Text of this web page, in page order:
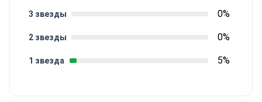
1 звезда 5%
2 звезды 0%
3 звезды 0%